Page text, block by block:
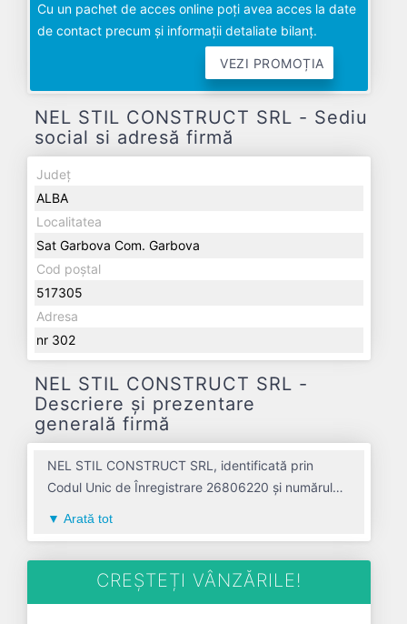
Cu un pachet de acces online poți avea acces la date
de contact precum și informații detaliate bilanț.
VEZI PROMOȚIA
NEL STIL CONSTRUCT SRL - Sediu
social si adresă firmă
Județ
ALBA
Localitatea
Sat Garbova Com. Garbova
Cod poștal
517305
Adresa
nr 302
NEL STIL CONSTRUCT SRL -
Descriere și prezentare
generală firmă
NEL STIL CONSTRUCT SRL, identificată prin
Codul Unic de Înregistrare 26806220 și numărul
nerezidentiale avand codul 4120. Cu sediul social
poziționat în zona de Centru a țării, în judetul
Arată tot
CREȘTEȚI VÂNZĂRILE!